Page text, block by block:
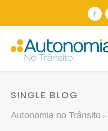
SINGLE BLOG
Autonomia no Trânsito >